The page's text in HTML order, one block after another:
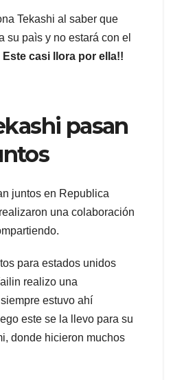
Tekashi al saber que
su paìs y no estará con el
Este casi llora por ella!!
pasan
juntos en Republica
una colaboración
para estados unidos
realizo una
estuvo ahí
este se la llevo para su
donde hicieron muchos